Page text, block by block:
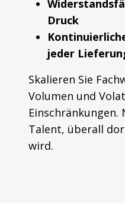
Druck
jeder
Skalieren Sie
Volumen und
Einschränkungen.
Talent, überall
wird.